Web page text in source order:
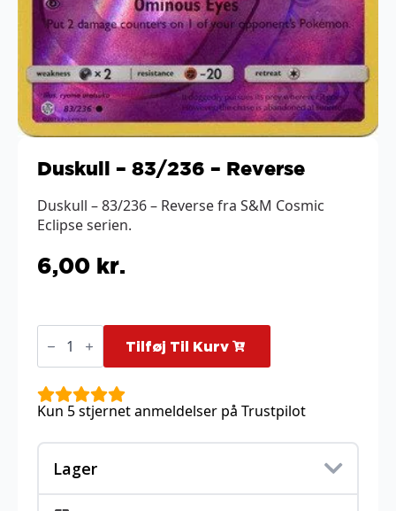
Duskull – 83/236 – Reverse
Duskull – 83/236 – Reverse fra S&M Cosmic
Eclipse serien.
6,00 kr.
Duskull
-
Reverse
antal
Tilføj Til Kurv
Kun 5 stjernet anmeldelser på Trustpilot
Lager